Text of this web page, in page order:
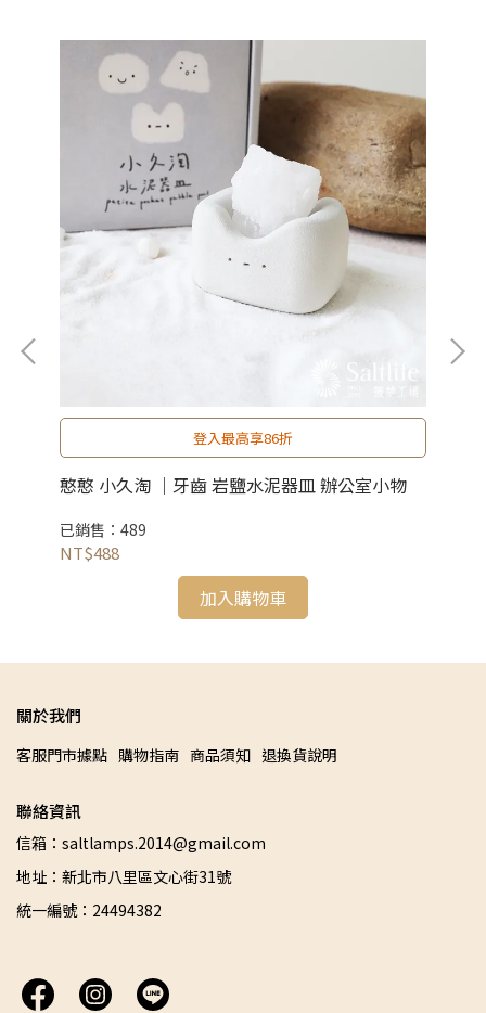
登入最高享86折
憨憨 小久淘 ｜牙齒 岩鹽水泥器皿 辦公室小物
已銷售：489
NT$488
加入購物車
關於我們
客服門市據點 購物指南 商品須知 退換貨說明
聯絡資訊
信箱：saltlamps.2014@gmail.com
地址：新北市八里區文心街31號
統一編號：24494382